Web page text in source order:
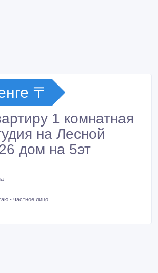
〒
1 комнатная
на Лесной
дом на 5эт
- частное лицо